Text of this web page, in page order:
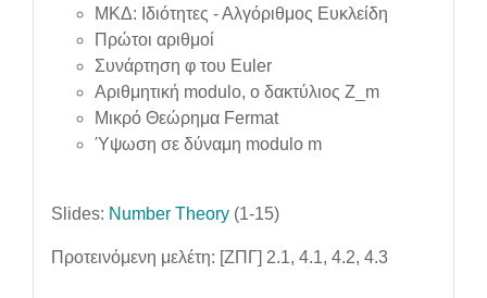
ΜΚΔ: Ιδιότητες - Αλγόριθμος Ευκλείδη
Πρώτοι αριθμοί
Συνάρτηση φ του Euler
Αριθμητική modulo, ο δακτύλιος Z_m
Μικρό Θεώρημα Fermat
Ύψωση σε δύναμη modulo m
Slides: Number Theory (1-15)
Προτεινόμενη μελέτη: [ΖΠΓ] 2.1, 4.1, 4.2, 4.3